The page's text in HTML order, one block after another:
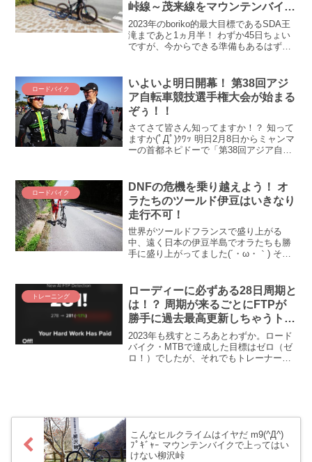
峠線～茂来線をマウンテンバイク
で6時間切り目指して走ってみ
た！
2023年のboriko的最大目標であるSDA王
滝まであと1ヵ月半！ わずか45日ちょい
ですが、今からできる準備もあるはず！
その練習とは王滝と同じ距離・同じ獲得
標高を休まず走ること。脳筋ですか？ 脳
もなければ筋もありませんよ(´_ゝ｀)⁉
ロードバイク
いよいよ明日開幕！ 第38回アジ
ア自転車競技選手権大会が始まる
ぞぅ！！
さてさて皆さん知ってますか！？ 知って
ますか(ﾟДﾟ)ｸﾜｯ 明日2月8日からミャンマ
ーの首都ネピドーで「第38回アジア自転
して、この栄えあるアジア選手権にザッ
ペ・...
ロードバイク
DNFの危機を乗り越えよう！ オ
ラたちのツールド伊豆はいきなり
走行不可！
世界がツールドフランスで盛り上がる
中、遠く日本の伊豆半島でオラたちも勝
手に盛り上がってました(´・ω・｀) それ
崎から土肥をめざす第1ステージは波乱の
幕開けとなりまし...
トレーニング
ローディーに必ずある28日周期と
は！？ 周期が来るごとにFTPが
勝手に過去最高更新しちゃうトレ
ーナーロードは最高ですか(ﾟ
∀ﾟ)！？
2023年も残すところあとわずか。ロード
バイク・MTBで達成した目標はゼロ（ゼ
ロ！）でしたが、それでもトレーナーロ
｀)
こんなヒルクライムはイヤだ m9(^Д^)
ﾌﾟｷﾞｬｰ マウンテンバイクで上ってはい
けない柳沢峠